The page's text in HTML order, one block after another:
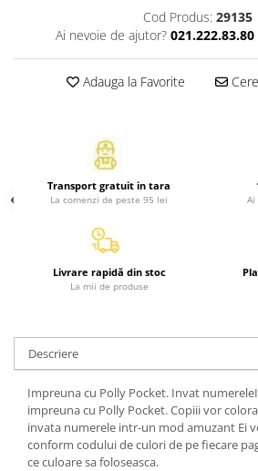
Carti in limba engleza
Carti pentru copii
Atlase, dictionare si enciclopedii
Carte prescolara
Carti de colorat
Carti pentru copii
Grafice
Literatura si fictiune
Povesti pentru copii
Povesti si povestiri
Atlase, dictionare si enciclopedii
Dictionare tematice
Enciclopedii
Diete si fitness
Cod Produs: 29135
Ai nevoie de ajutor? 021.222.83.80
Adauga la Favorite
Transport gratuit in tara
La comenzi de peste 95 lei Ai
Livrare rapidă din stoc
La mii de produse
Descriere
Impreuna cu Polly Pocket. Invat
impreuna cu Polly Pocket. Copiii vor
invata numerele intr-un mod amuzant Ei
conform codului de culori de pe fiecare
ce culoare sa foloseasca.